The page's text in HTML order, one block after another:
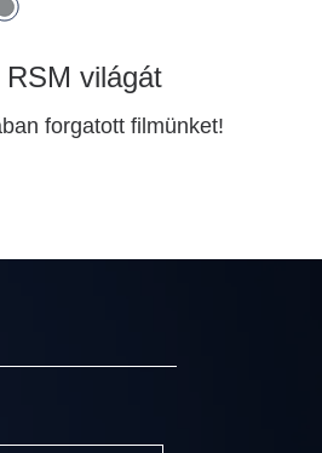
világát
forgatott filmünket!